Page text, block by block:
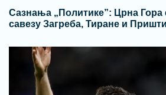
Сазнања „Политике”: Црна Гора
савезу Загреба, Тиране и